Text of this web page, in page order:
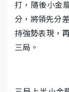
打，隨後小金
分，將領先分
持強勢表現，
三局。